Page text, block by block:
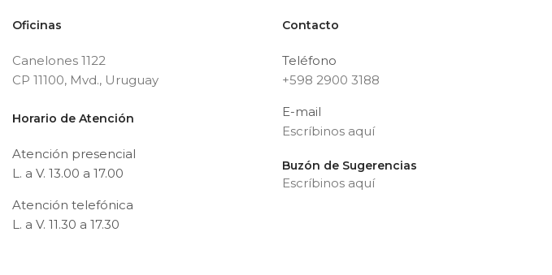
Oficinas
Canelones 1122
CP 11100, Mvd., Uruguay
Horario de Atención
Atención presencial
L. a V. 13.00 a 17.00
Atención telefónica
L. a V. 11.30 a 17.30
Contacto
Teléfono
+598 2900 3188
E-mail
Escríbinos aquí
Buzón de Sugerencias
Escríbinos aquí